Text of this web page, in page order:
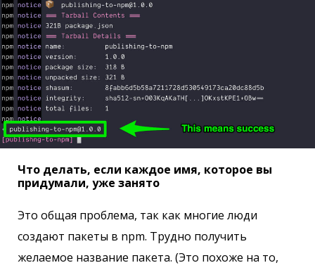
Что делать, если каждое имя, которое вы
придумали, уже занято
Это общая проблема, так как многие люди
создают пакеты в npm. Трудно получить
желаемое название пакета. (Это похоже на то,